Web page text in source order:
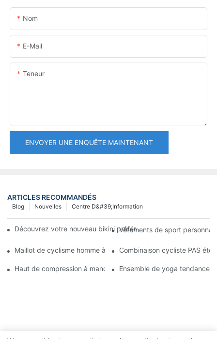
Nom
E-Mail
Teneur
ENVOYER UNE ENQUÊTE MAINTENANT
ARTICLES RECOMMANDÉS
Centre D&#39;information
Nouvelles
Blog
Découvrez votre nouveau bikini préféré : haut push-up et bas
Vêtements de sport
Maillot de cyclisme homme à séchage rapide, manches
Combinaison cycliste PAS
Haut de compression à manches longues pour homme,
Ensemble de yoga tendance